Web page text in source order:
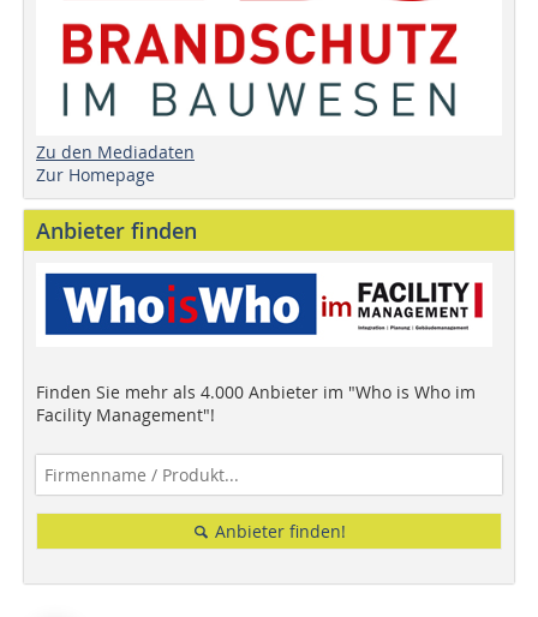
Zu den Mediadaten
Zur Homepage
Anbieter finden
Finden Sie mehr als 4.000 Anbieter im "Who is Who im
Facility Management"!
Anbieter finden!